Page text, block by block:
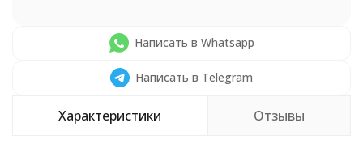
Написать в Whatsapp
Написать в Telegram
Характеристики Отзывы